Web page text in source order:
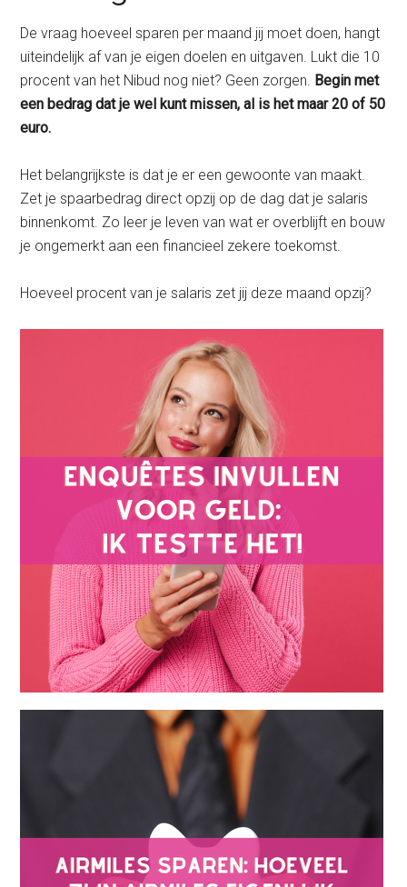
De vraag hoeveel sparen per maand jij moet doen, hangt
uiteindelijk af van je eigen doelen en uitgaven. Lukt die 10
procent van het Nibud nog niet? Geen zorgen. Begin met
een bedrag dat je wel kunt missen, al is het maar 20 of 50
euro.
Het belangrijkste is dat je er een gewoonte van maakt.
Zet je spaarbedrag direct opzij op de dag dat je salaris
binnenkomt. Zo leer je leven van wat er overblijft en bouw
je ongemerkt aan een financieel zekere toekomst.
Hoeveel procent van je salaris zet jij deze maand opzij?